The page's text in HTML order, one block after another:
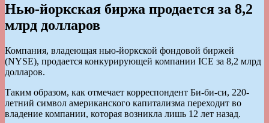
Нью-йоркская биржа продается за 8,2
млрд долларов
Компания, владеющая нью-йоркской фондовой биржей
(NYSE), продается конкурирующей компании ICE за 8,2 млрд
долларов.
Таким образом, как отмечает корреспондент Би-би-си, 220-
летний символ американского капитализма переходит во
владение компании, которая возникла лишь 12 лет назад.